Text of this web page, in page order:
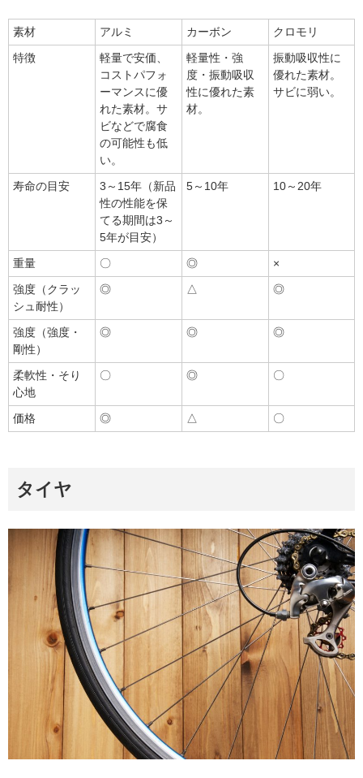
素材 アルミ カーボン
クロモリ
特徴
軽量で安価、
コストパフォ
ーマンスに優
れた素材。サ
ビなどで腐食
の可能性も低
い。
軽量性・強
度・振動吸収
性に優れた素
材。
振動吸収性に
優れた素材。
サビに弱い。
寿命の目安
3～15年（新品
性の性能を保
てる期間は3～
5年が目安）
5～10年 10～20年
重量 〇 ◎
×
強度（クラッ
シュ耐性）
◎ △ ◎
強度（強度・
剛性）
◎ ◎ ◎
柔軟性・そり
心地
〇 ◎ 〇
価格 ◎ △ 〇
タイヤ